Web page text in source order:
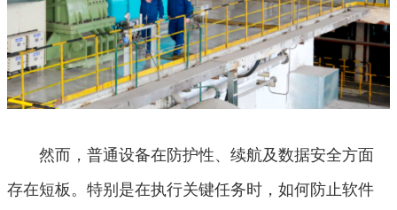
然而，普通设备在防护性、续航及数据安全方面
存在短板。特别是在执行关键任务时，如何防止软件